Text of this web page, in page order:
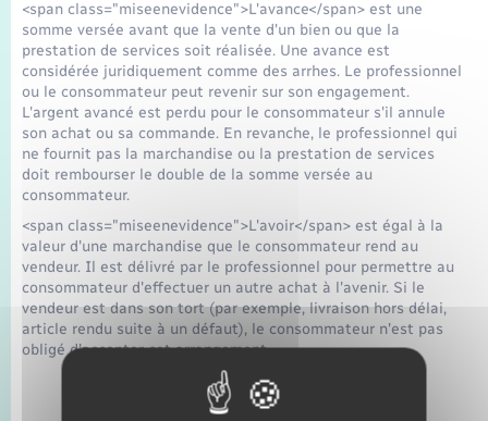
<span class="miseenevidence">L'avance</span> est une
somme versée avant que la vente d'un bien ou que la
prestation de services soit réalisée. Une avance est
considérée juridiquement comme des arrhes. Le professionnel
ou le consommateur peut revenir sur son engagement.
L'argent avancé est perdu pour le consommateur s'il annule
son achat ou sa commande. En revanche, le professionnel qui
ne fournit pas la marchandise ou la prestation de services
doit rembourser le double de la somme versée au
consommateur.
<span class="miseenevidence">L'avoir</span> est égal à la
valeur d'une marchandise que le consommateur rend au
vendeur. Il est délivré par le professionnel pour permettre au
consommateur d'effectuer un autre achat à l'avenir. Si le
vendeur est dans son tort (par exemple, livraison hors délai,
article rendu suite à un défaut), le consommateur n'est pas
obligé d'accepter cet arrangement.